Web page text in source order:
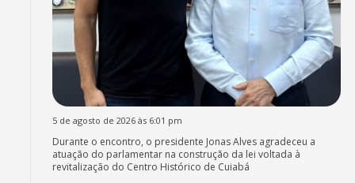
5 de agosto de 2026 às 6:01 pm
Durante o encontro, o presidente Jonas Alves agradeceu a
atuação do parlamentar na construção da lei voltada à
revitalização do Centro Histórico de Cuiabá